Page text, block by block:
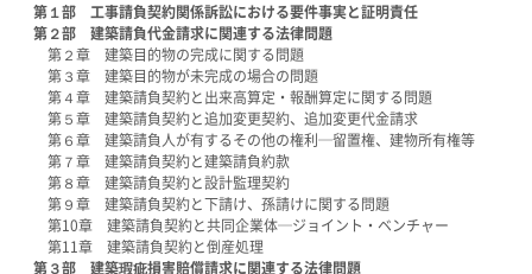
第１部 工事請負契約関係訴訟における要件事実と証明責任
第２部 建築請負代金請求に関連する法律問題
第２章 建築目的物の完成に関する問題
第３章 建築目的物が未完成の場合の問題
第４章 建築請負契約と出来高算定・報酬算定に関する問題
第５章 建築請負契約と追加変更契約、追加変更代金請求
第６章 建築請負人が有するその他の権利─留置権、建物所有権等
第７章 建築請負契約と建築請負約款
第８章 建築請負契約と設計監理契約
第９章 建築請負契約と下請け、孫請けに関する問題
第10章 建築請負契約と共同企業体─ジョイント・ベンチャー
第11章 建築請負契約と倒産処理
第３部 建築瑕疵損害賠償請求に関連する法律問題